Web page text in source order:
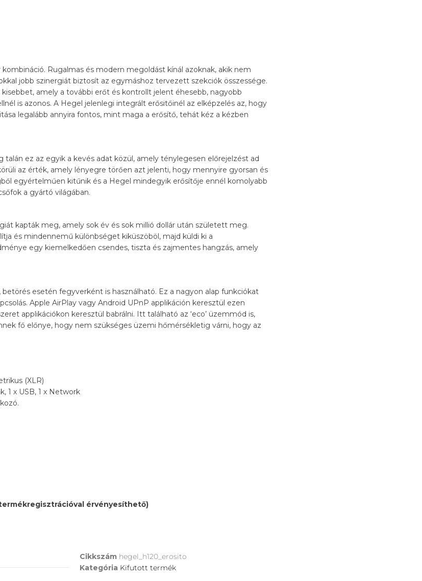
Rugalmas és modern megoldást kínál azoknak, akik nem
jobb szinergiát biztosít az egymáshoz tervezett szekciók összessége.
amely a további erőt és kontrollt jelent éhesebb, nagyobb
is azonos. A Hegel jelenlegi integrált erősitőinél az elképzelés az, hogy
legalább annyira fontos, mint maga a erősítő, tehát kéz a kézben
ez az egyik a kevés adat közül, amely ténylegesen előrejelzést ad
az érték, amely lényegre törően azt jelenti, hogy mennyire gyorsan és
egyértelműen kitűnik és a Hegel mindegyik erősítője ennél komolyabb
a gyártó világában.
kapták meg, amely sok év és sok millió dollár után született meg.
és mindennemű különbséget kiküszöböl, majd küldi ki a
egy kiemelkedően csendes, tiszta és zajmentes hangzás, amely
esetén fegyverként is használható. Ez a nagyon alap funkciókat
Apple AirPlay vagy Android UPnP applikáción keresztül ezen
applikációkon keresztül babrálni. Itt található az ‘eco’ üzemmód is,
fő előnye, hogy nem szükséges üzemi hőmérsékletig várni, hogy az
(XLR)
1 x USB, 1 x Network
termékregisztrációval érvényesíthető)
Cikkszám hegel_h120_erosito
Kategória Kifutott termék